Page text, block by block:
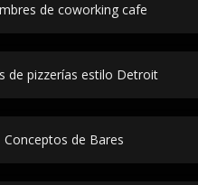
de coworking cafe
de pizzerías estilo Detroit
Conceptos de Bares